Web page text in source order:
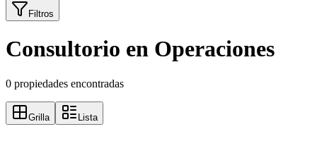
Filtros
Consultorio en Operaciones
0 propiedades encontradas
Grilla Lista